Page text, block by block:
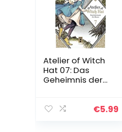
Atelier of Witch
Hat 07: Das
Geheimnis der
€5.99